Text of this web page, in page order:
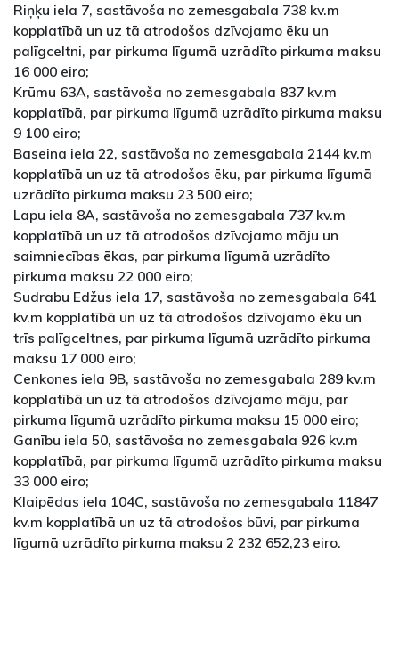
Riņķu iela 7, sastāvoša no zemesgabala 738 kv.m
kopplatībā un uz tā atrodošos dzīvojamo ēku un
palīgceltni, par pirkuma līgumā uzrādīto pirkuma maksu
16 000 eiro;
Krūmu 63A, sastāvoša no zemesgabala 837 kv.m
kopplatībā, par pirkuma līgumā uzrādīto pirkuma maksu
9 100 eiro;
Baseina iela 22, sastāvoša no zemesgabala 2144 kv.m
kopplatībā un uz tā atrodošos ēku, par pirkuma līgumā
uzrādīto pirkuma maksu 23 500 eiro;
Lapu iela 8A, sastāvoša no zemesgabala 737 kv.m
kopplatībā un uz tā atrodošos dzīvojamo māju un
saimniecības ēkas, par pirkuma līgumā uzrādīto
pirkuma maksu 22 000 eiro;
Sudrabu Edžus iela 17, sastāvoša no zemesgabala 641
kv.m kopplatībā un uz tā atrodošos dzīvojamo ēku un
trīs palīgceltnes, par pirkuma līgumā uzrādīto pirkuma
maksu 17 000 eiro;
Cenkones iela 9B, sastāvoša no zemesgabala 289 kv.m
kopplatībā un uz tā atrodošos dzīvojamo māju, par
pirkuma līgumā uzrādīto pirkuma maksu 15 000 eiro;
Ganību iela 50, sastāvoša no zemesgabala 926 kv.m
kopplatībā, par pirkuma līgumā uzrādīto pirkuma maksu
33 000 eiro;
Klaipēdas iela 104C, sastāvoša no zemesgabala 11847
kv.m kopplatībā un uz tā atrodošos būvi, par pirkuma
līgumā uzrādīto pirkuma maksu 2 232 652,23 eiro.